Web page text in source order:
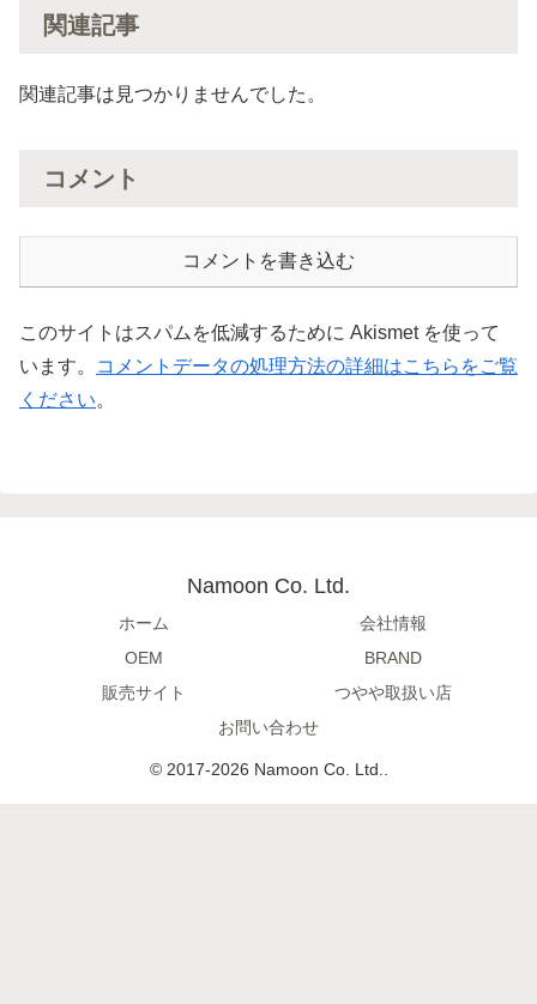
関連記事
関連記事は見つかりませんでした。
コメント
コメントを書き込む
このサイトはスパムを低減するために Akismet を使って
います。
コメントデータの処理方法の詳細はこちらをご覧
ください。
Namoon Co. Ltd.
ホーム
会社情報
OEM
BRAND
販売サイト
つやや取扱い店
お問い合わせ
© 2017-2026 Namoon Co. Ltd..